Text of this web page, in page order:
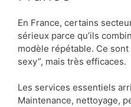
En France, certains
sérieux parce qu’ils
modèle répétable. Ce
sexy”, mais très efficaces.
Les services essentiels
Maintenance, nettoyage,